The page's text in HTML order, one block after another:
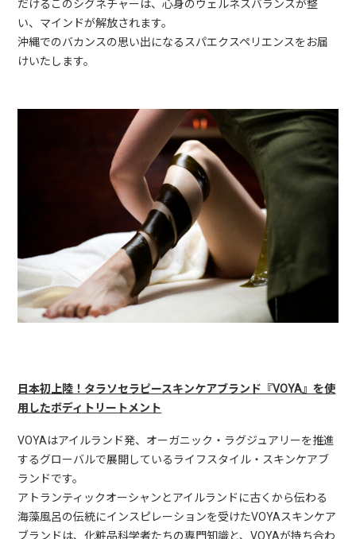
だけるこのシグネチャーは、心身のウェルネスバラ ンスが整
い、マインドが解放されます。
沖縄でのバカンスの思い出になるスパエクスペリエンスをお届
けいたします。
日本初上陸！タラソセラピースキンケアブランド『VOYA』を使
用したボディトリートメント
VOYAはアイルランド発、オーガニック・ラグジュアリーを推進
するグローバルで展開しているライフスタイル・スキンケアブ
ランドです。
アトランティックオーシャンとアイルランドに古くから伝わる
海藻風呂の伝統にインスピレーションを受けたVOYAスキンケア
ブランドは、化粧品科学者たちの専門知識と、VOYAが持ち合わ